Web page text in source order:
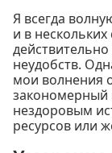
Я всегда
и в нескольких
неудобств.
мои волнения
закономерный
нездоровым
ресурсов или